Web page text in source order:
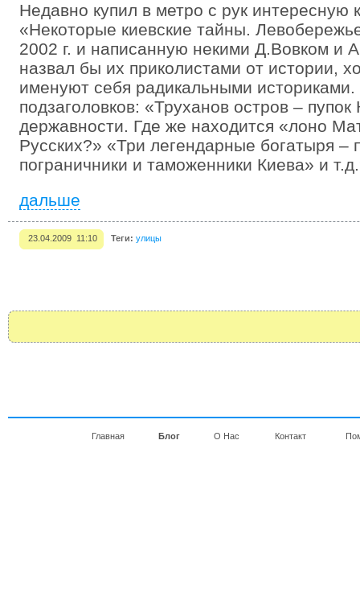
Недавно купил в метро с рук интересную
«Некоторые киевские тайны.
2002 г. и написанную некими Д.Вовком и
назвал бы их приколистами от истории,
именуют себя радикальными историками.
подзаголовков: «Труханов остров – пупок
державности. Где же находится «лоно
Русских?» «Три легендарные богатыря –
пограничники и таможенники Киева» и
дальше
23.04.2009 11:10 Теги: улицы
Главная Блог О Нас Контакт